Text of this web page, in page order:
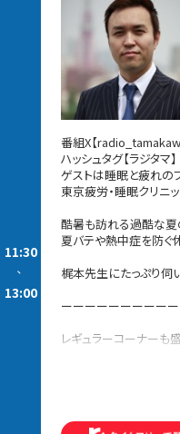
11:30
-
13:00
番組X【
ハッシュタグ【ラジタマ】
ゲストは睡眠と疲れの
東京疲労・睡眠クリニ
酷暑も訪れる過酷な夏
夏バテや熱中症を防ぐ
梶本先生にたっぷり伺
ーーーーーーーーー
レギュラーコーナーも盛
今、玉川徹が注目する
【発掘！ラジタマ100名